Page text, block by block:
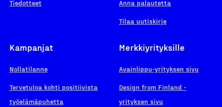
Tiedotteet Anna palautetta
Tilaa uutiskirje
Kampanjat
Nollatilanne
Tervetuloa kohti positiivista
työelämäpuhetta
Merkkiyrityksille
Avainlippu-yrityksen sivu
Design from Finland -
yrityksen sivu